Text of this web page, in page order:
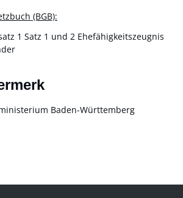
(BGB):
1 Satz 1 und 2 Ehefähigkeitszeugnis
Baden-Württemberg